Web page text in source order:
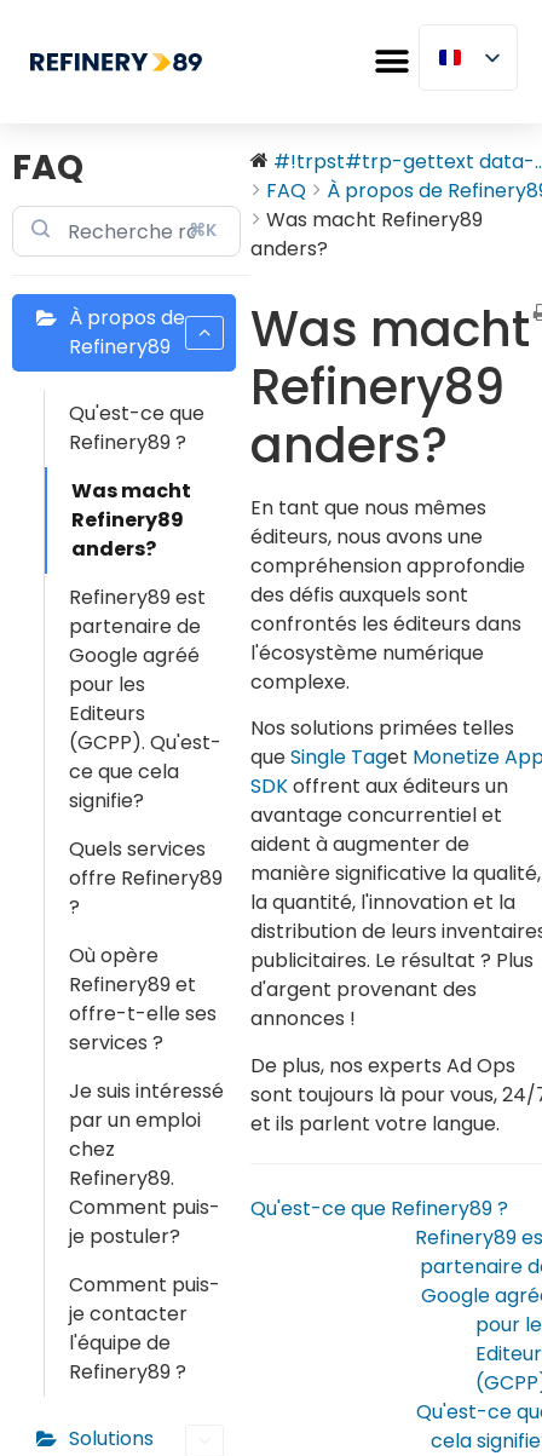
FAQ
⌘K
À propos de
Refinery89
Qu'est-ce que
Refinery89 ?
Was macht
Refinery89
anders?
Refinery89 est
partenaire de
Google agréé
pour les
Editeurs
(GCPP). Qu'est-
ce que cela
signifie?
Quels services
offre Refinery89
?
Où opère
Refinery89 et
offre-t-elle ses
services ?
Je suis intéressé
par un emploi
chez
Refinery89.
Comment puis-
je postuler?
Comment puis-
je contacter
l'équipe de
Refinery89 ?
Solutions
#!trpst#trp-gettext data-
FAQ
À propos de
Was macht Refinery89
anders?
Was macht
Refinery89
anders?
En tant que nous mêmes
éditeurs, nous avons une
compréhension approfondie
des défis auxquels sont
confrontés les éditeurs dans
l'écosystème numérique
complexe.
Nos solutions primées telles
queSingle Taget Monetize
SDKoffrent aux éditeurs un
avantage concurrentiel et
aident à augmenter de
manière significative la qualité,
la quantité, l'innovation et la
distribution de leurs
publicitaires. Le résultat ? Plus
d'argent provenant des
annonces !
De plus, nos experts Ad Ops
sont toujours là pour vous, 24/
et ils parlent votre langue.
Qu'est-ce que Refinery89 ?
Refinery89
partenaire
Google
pour
Qu'est-ce
cela